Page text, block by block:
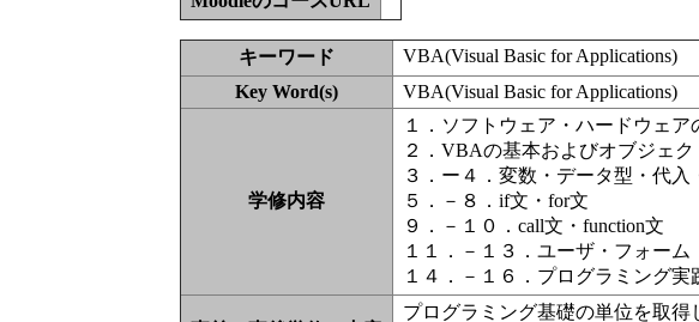
キーワード
VBA(Visual Basic for Applications)
Key Word(s)
VBA(Visual Basic for Applications)
学修内容
１．ソフトウェア・ハードウェア
２．VBAの基本およびオブジェ
３．ー４．変数・データ型・代入
５．－８．if文・for文
９．－１０．call文・function文
１１．－１３．ユーザ・フォーム
１４．－１６．プログラミング実
プログラミング基礎の単位を取得